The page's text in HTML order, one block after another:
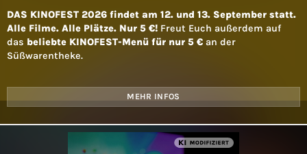
DAS KINOFEST 2026 findet am 12. und 13. September statt.
Alle Filme. Alle Plätze. Nur 5 €! Freut Euch außerdem auf
das beliebte KINOFEST-Menü für nur 5 € an der
Süßwarentheke.
MEHR INFOS